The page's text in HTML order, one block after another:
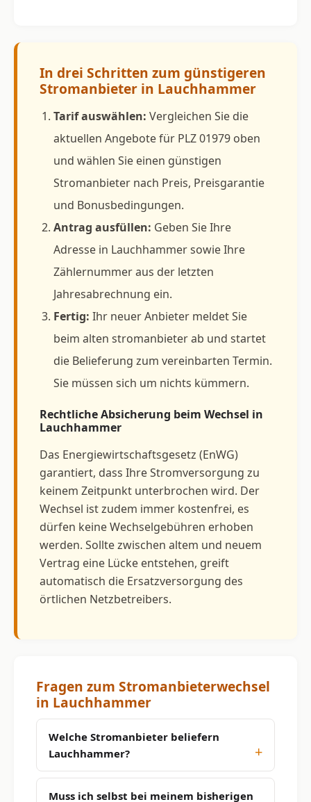
In drei Schritten zum günstigeren
Stromanbieter in Lauchhammer
Tarif auswählen: Vergleichen Sie die
aktuellen Angebote für PLZ 01979 oben
und wählen Sie einen günstigen
Stromanbieter nach Preis, Preisgarantie
und Bonusbedingungen.
Antrag ausfüllen: Geben Sie Ihre
Adresse in Lauchhammer sowie Ihre
Zählernummer aus der letzten
Jahresabrechnung ein.
Fertig: Ihr neuer Anbieter meldet Sie
beim alten stromanbieter ab und startet
die Belieferung zum vereinbarten Termin.
Sie müssen sich um nichts kümmern.
Rechtliche Absicherung beim Wechsel in
Lauchhammer
Das Energiewirtschaftsgesetz (EnWG)
garantiert, dass Ihre Stromversorgung zu
keinem Zeitpunkt unterbrochen wird. Der
Wechsel ist zudem immer kostenfrei, es
dürfen keine Wechselgebühren erhoben
werden. Sollte zwischen altem und neuem
Vertrag eine Lücke entstehen, greift
automatisch die Ersatzversorgung des
örtlichen Netzbetreibers.
Fragen zum Stromanbieterwechsel
in Lauchhammer
Welche Stromanbieter beliefern
Lauchhammer?
Muss ich selbst bei meinem bisherigen